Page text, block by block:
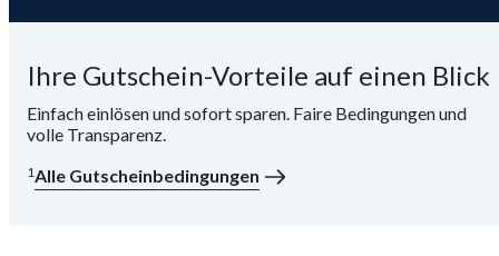
Ihre Gutschein-Vorteile auf einen Blick
Einfach einlösen und sofort sparen. Faire Bedingungen und
volle Transparenz.
1Alle Gutscheinbedingungen